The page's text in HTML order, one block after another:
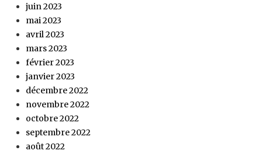
juin 2023
mai 2023
avril 2023
mars 2023
février 2023
janvier 2023
décembre 2022
novembre 2022
octobre 2022
septembre 2022
août 2022